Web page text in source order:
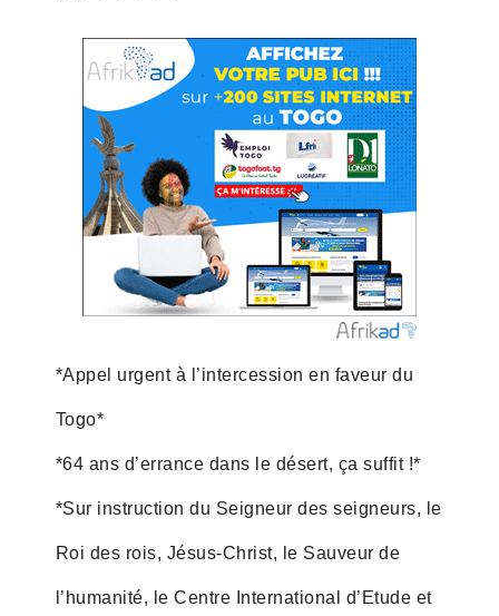
*Appel urgent à l’intercession en faveur du
Togo*
*64 ans d’errance dans le désert, ça suffit !*
*Sur instruction du Seigneur des seigneurs, le
Roi des rois, Jésus-Christ, le Sauveur de
l’humanité, le Centre International d’Etude et